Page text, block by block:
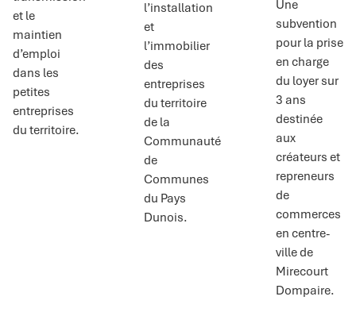
et le
maintien
d’emploi
dans les
petites
entreprises
du territoire.
l’installation
et
l’immobilier
des
entreprises
du territoire
de la
Communauté
de
Communes
du Pays
Dunois.
Une
subvention
pour la prise
en charge
du loyer sur
3 ans
destinée
aux
créateurs et
repreneurs
de
commerces
en centre-
ville de
Mirecourt
Dompaire.